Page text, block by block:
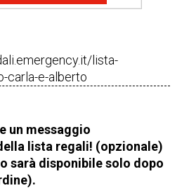
lista-
carla-e-alberto
un messaggio
lista regali! (opzionale)
sarà disponibile solo dopo